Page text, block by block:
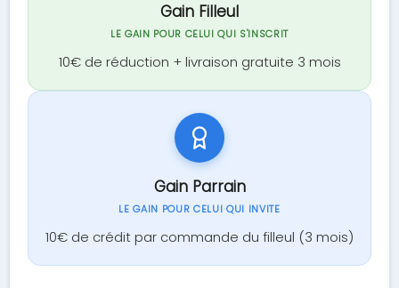
Gain Filleul
LE GAIN POUR CELUI QUI S'INSCRIT
10€ de réduction + livraison gratuite 3 mois
Gain Parrain
LE GAIN POUR CELUI QUI INVITE
10€ de crédit par commande du filleul (3 mois)